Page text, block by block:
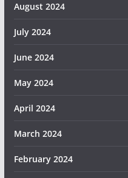
August 2024
July 2024
June 2024
May 2024
April 2024
March 2024
February 2024